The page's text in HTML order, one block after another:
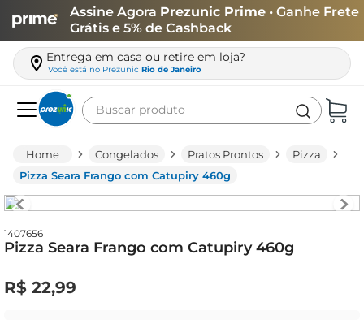
Assine Agora Prezunic Prime • Ganhe Frete
Grátis e 5% de Cashback
Entrega em casa ou retire em loja?
Você está no Prezunic Rio de Janeiro
Buscar produto
Congelados Pratos Prontos
Pizza
Pizza Seara Frango com Catupiry 460g
1407656
Pizza Seara Frango com Catupiry 460g
R$ 22,99
leite
queijo
arroz